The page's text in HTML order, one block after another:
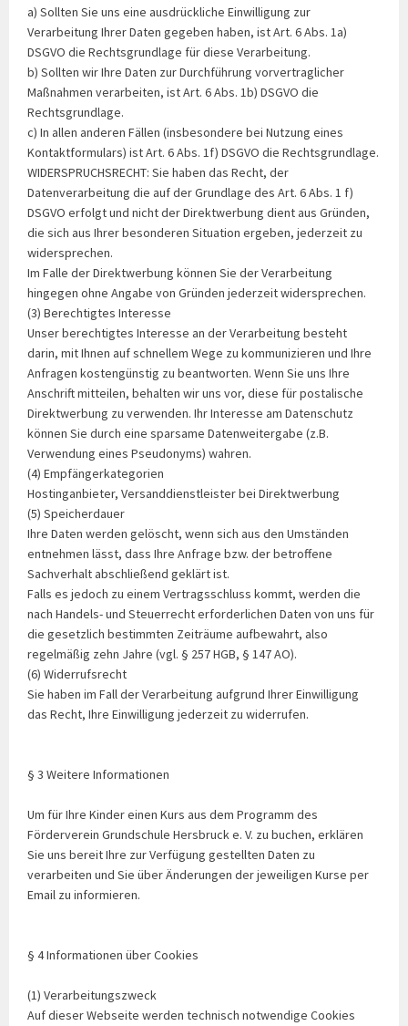
a) Sollten Sie uns eine ausdrückliche Einwilligung zur
Verarbeitung Ihrer Daten gegeben haben, ist Art. 6 Abs. 1a)
DSGVO die Rechtsgrundlage für diese Verarbeitung.
b) Sollten wir Ihre Daten zur Durchführung vorvertraglicher
Maßnahmen verarbeiten, ist Art. 6 Abs. 1b) DSGVO die
Rechtsgrundlage.
c) In allen anderen Fällen (insbesondere bei Nutzung eines
Kontaktformulars) ist Art. 6 Abs. 1f) DSGVO die Rechtsgrundlage.
WIDERSPRUCHSRECHT: Sie haben das Recht, der
Datenverarbeitung die auf der Grundlage des Art. 6 Abs. 1 f)
DSGVO erfolgt und nicht der Direktwerbung dient aus Gründen,
die sich aus Ihrer besonderen Situation ergeben, jederzeit zu
widersprechen.
Im Falle der Direktwerbung können Sie der Verarbeitung
hingegen ohne Angabe von Gründen jederzeit widersprechen.
(3) Berechtigtes Interesse
Unser berechtigtes Interesse an der Verarbeitung besteht
darin, mit Ihnen auf schnellem Wege zu kommunizieren und Ihre
Anfragen kostengünstig zu beantworten. Wenn Sie uns Ihre
Anschrift mitteilen, behalten wir uns vor, diese für postalische
Direktwerbung zu verwenden. Ihr Interesse am Datenschutz
können Sie durch eine sparsame Datenweitergabe (z.B.
Verwendung eines Pseudonyms) wahren.
(4) Empfängerkategorien
Hostinganbieter, Versanddienstleister bei Direktwerbung
(5) Speicherdauer
Ihre Daten werden gelöscht, wenn sich aus den Umständen
entnehmen lässt, dass Ihre Anfrage bzw. der betroffene
Sachverhalt abschließend geklärt ist.
Falls es jedoch zu einem Vertragsschluss kommt, werden die
nach Handels- und Steuerrecht erforderlichen Daten von uns für
die gesetzlich bestimmten Zeiträume aufbewahrt, also
regelmäßig zehn Jahre (vgl. § 257 HGB, § 147 AO).
(6) Widerrufsrecht
Sie haben im Fall der Verarbeitung aufgrund Ihrer Einwilligung
das Recht, Ihre Einwilligung jederzeit zu widerrufen.
§ 3 Weitere Informationen
Um für Ihre Kinder einen Kurs aus dem Programm des
Förderverein Grundschule Hersbruck e. V. zu buchen, erklären
Sie uns bereit Ihre zur Verfügung gestellten Daten zu
verarbeiten und Sie über Änderungen der jeweiligen Kurse per
Email zu informieren.
§ 4 Informationen über Cookies
(1) Verarbeitungszweck
Auf dieser Webseite werden technisch notwendige Cookies